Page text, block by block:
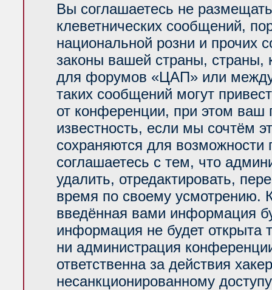
Вы соглашаетесь не
клеветнических сообщений,
национальной розни и прочих
законы вашей страны, страны,
для форумов «ЦАП» или
таких сообщений могут
от конференции, при этом ваш
известность, если мы сочтём
сохраняются для возможности
соглашаетесь с тем, что
удалить, отредактировать,
время по своему усмотрению.
введённая вами информация
информация не будет открыта
ни администрация
ответственна за действия
несанкционированному